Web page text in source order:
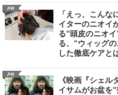
PR
「えっ、こんな
イターのニオイ
る“頭皮のニオ
る、“ウィッグ
した徹底ケアと
PR
《映画『シェル
イサムがお盆を